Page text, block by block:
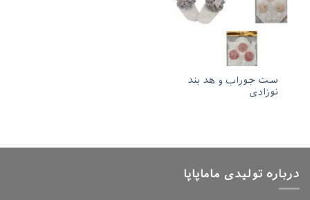
ست جوراب و هد بند
نوزادی
درباره تولیدی ماماپاپا